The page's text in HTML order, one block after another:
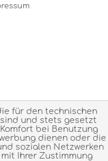
für den technischen
und stets gesetzt
bei Benutzung
dienen oder die
sozialen Netzwerken
Ihrer Zustimmung